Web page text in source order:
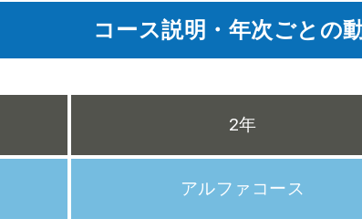
コース説明・年次ごとの
2年
アルファコース